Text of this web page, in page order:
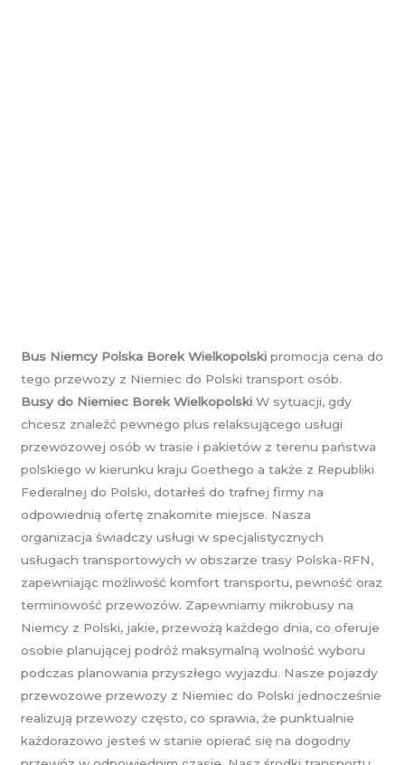
Bus Niemcy Polska Borek Wielkopolski promocja cena do
tego przewozy z Niemiec do Polski transport osób.
Busy do Niemiec Borek Wielkopolski W sytuacji, gdy
chcesz znaleźć pewnego plus relaksującego usługi
przewozowej osób w trasie i pakietów z terenu państwa
polskiego w kierunku kraju Goethego a także z Republiki
Federalnej do Polski, dotarłeś do trafnej firmy na
odpowiednią ofertę znakomite miejsce. Nasza
organizacja świadczy usługi w specjalistycznych
usługach transportowych w obszarze trasy Polska-RFN,
zapewniając możliwość komfort transportu, pewność oraz
terminowość przewozów. Zapewniamy mikrobusy na
Niemcy z Polski, jakie, przewożą każdego dnia, co oferuje
osobie planującej podróż maksymalną wolność wyboru
podczas planowania przyszłego wyjazdu. Nasze pojazdy
przewozowe przewozy z Niemiec do Polski jednocześnie
realizują przewozy często, co sprawia, że punktualnie
każdorazowo jesteś w stanie opierać się na dogodny